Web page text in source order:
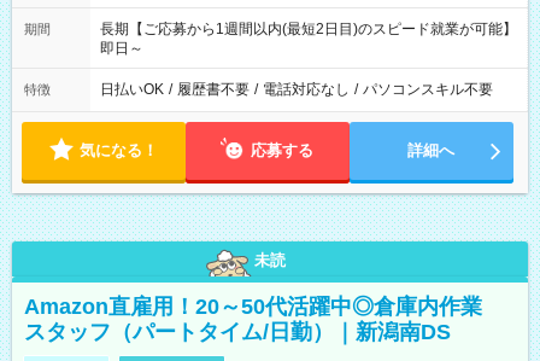
期間
長期【ご応募から1週間以内(最短2日目)のスピード就業が可能】
即日～
特徴 日払いOK / 履歴書不要 / 電話対応なし / パソコンスキル不要
気になる！ 応募する 詳細へ
未読
Amazon直雇用！20～50代活躍中◎倉庫内作業
スタッフ（パートタイム/日勤）｜新潟南DS